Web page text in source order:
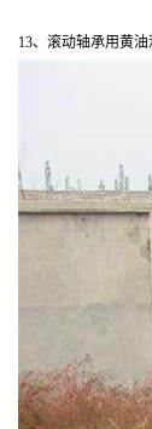
13、滚动轴承用黄